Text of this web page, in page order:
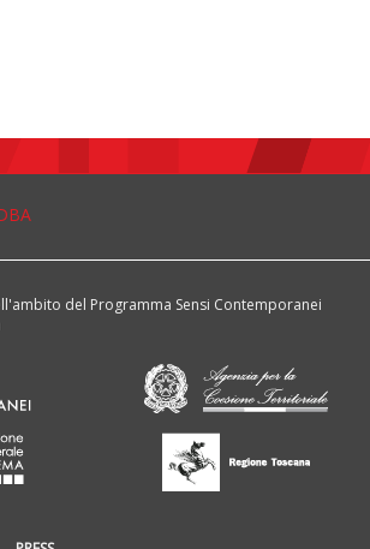
del Programma Sensi Contemporanei